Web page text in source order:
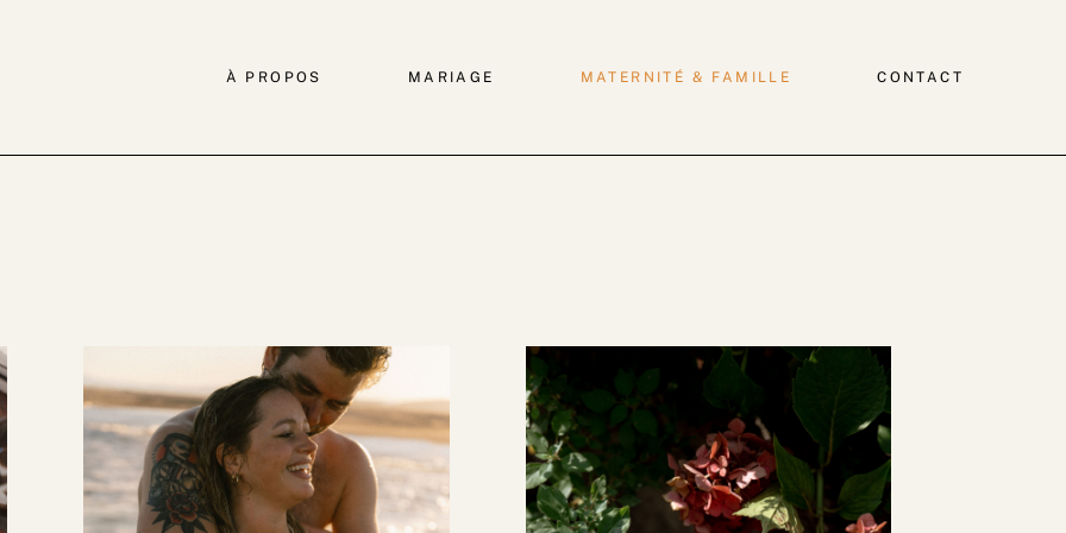
À PROPOS MARIAGE MATERNITÉ & FAMILLE CONTACT